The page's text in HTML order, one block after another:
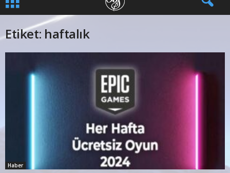
Etiket: haftalık
Haber